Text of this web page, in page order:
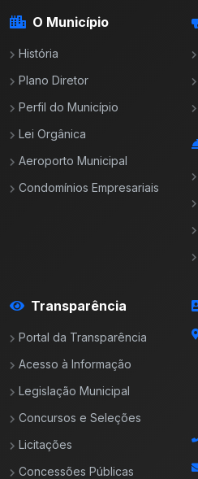
O Município
História
Plano Diretor
Perfil do Município
Lei Orgânica
Aeroporto Municipal
Condomínios Empresariais
Transparência
Portal da Transparência
Acesso à Informação
Legislação Municipal
Concursos e Seleções
Licitações
Concessões Públicas